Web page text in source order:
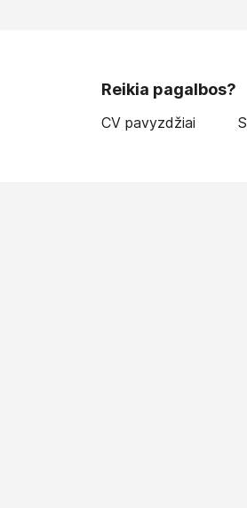
Reikia pagalbos?
CV pavyzdžiai